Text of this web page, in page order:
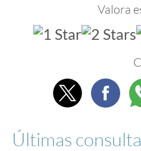
Valora
Twitter
Últimas